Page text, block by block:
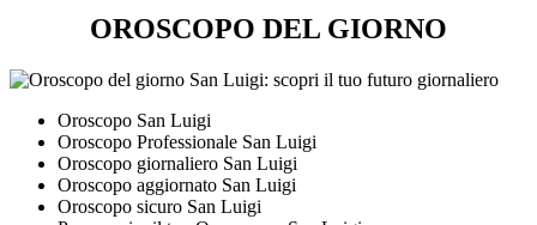
OROSCOPO DEL GIORNO
Oroscopo San Luigi
Oroscopo Professionale San Luigi
Oroscopo giornaliero San Luigi
Oroscopo aggiornato San Luigi
Oroscopo sicuro San Luigi